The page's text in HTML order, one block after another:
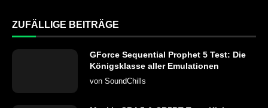
ZUFÄLLIGE BEITRÄGE
GForce Sequential Prophet 5 Test: Die
Königsklasse aller Emulationen
von SoundChills